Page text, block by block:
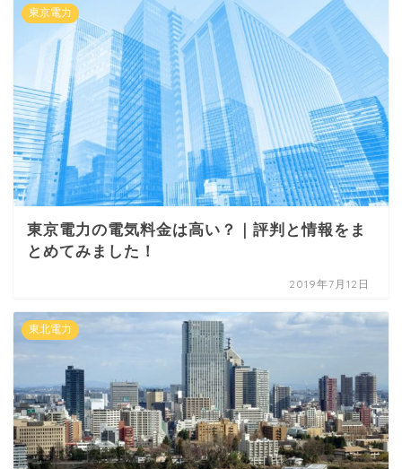
東京電力
東京電力の電気料金は高い？｜評判と情報をま
とめてみました！
2019年7月12日
東北電力